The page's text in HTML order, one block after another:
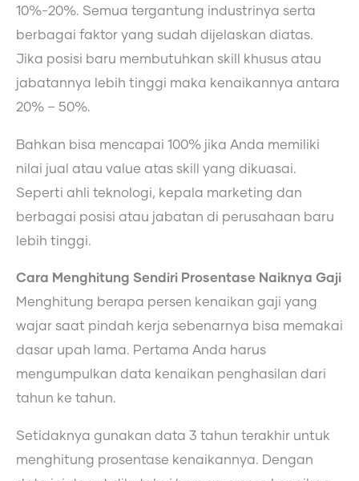
10%-20%. Semua tergantung industrinya serta
berbagai faktor yang sudah dijelaskan diatas.
Jika posisi baru membutuhkan skill khusus atau
jabatannya lebih tinggi maka kenaikannya antara
20% – 50%.
Bahkan bisa mencapai 100% jika Anda memiliki
nilai jual atau value atas skill yang dikuasai.
Seperti ahli teknologi, kepala marketing dan
berbagai posisi atau jabatan di perusahaan baru
lebih tinggi.
Cara Menghitung Sendiri Prosentase Naiknya Gaji
Menghitung berapa persen kenaikan gaji yang
wajar saat pindah kerja sebenarnya bisa memakai
dasar upah lama. Pertama Anda harus
mengumpulkan data kenaikan penghasilan dari
tahun ke tahun.
Setidaknya gunakan data 3 tahun terakhir untuk
menghitung prosentase kenaikannya. Dengan